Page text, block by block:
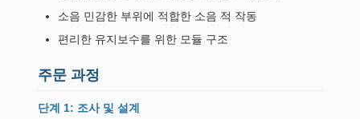
소음 민감한 부위에 적합한 소음 적 작동
편리한 유지보수를 위한 모듈 구조
주문 과정
단계 1: 조사 및 설계